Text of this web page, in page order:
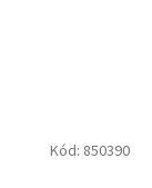
Kód: 850390